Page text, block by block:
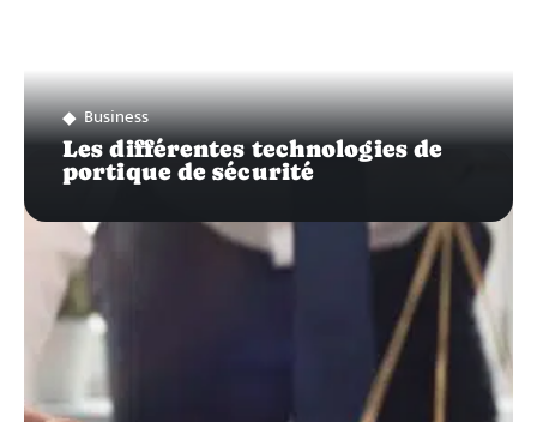
Business
Les différentes technologies de
portique de sécurité